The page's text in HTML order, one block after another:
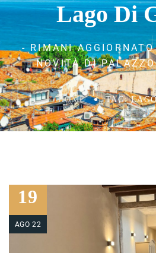
Lago Di
- RIMANI
NOVITÀ DI
HOME TAG:
19
AGO 22